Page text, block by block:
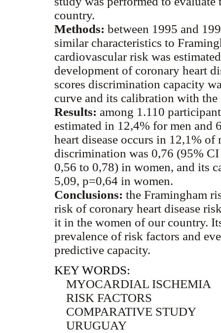
country.
Methods: between 1995 and
similar characteristics to
cardiovascular risk was
development of coronary heart
scores discrimination capacity
curve and its calibration with the
Results: among 1.110
estimated in 12,4% for men and
heart disease occurs in 12,1%
discrimination was 0,76 (95%
0,56 to 0,78) in women, and its
5,09, p=0,64 in women.
Conclusions: the Framingham
risk of coronary heart disease
it in the women of our country.
prevalence of risk factors and
predictive capacity.
KEY WORDS:
MYOCARDIAL ISCHEMIA
RISK FACTORS
COMPARATIVE STUDY
URUGUAY